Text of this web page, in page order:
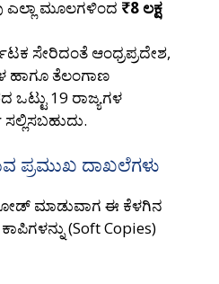
ಮೂಲಗಳಿಂದ ₹8 ಲಕ್ಷ
ಸೇರಿದಂತೆ ಆಂಧ್ರಪ್ರದೇಶ,
ಹಾಗೂ ತೆಲಂಗಾಣ
19 ರಾಜ್ಯಗಳ
ಪ್ರಮುಖ ದಾಖಲೆಗಳು
ಮಾಡುವಾಗ ಈ ಕೆಳಗಿನ
(Soft Copies)